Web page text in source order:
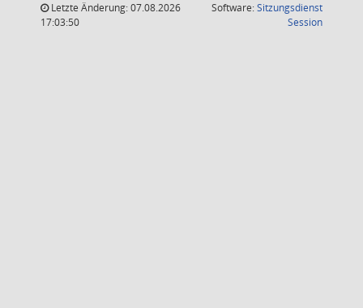
Letzte Änderung: 07.08.2026
17:03:50
Software:Sitzungsdienst
Session(Wird in